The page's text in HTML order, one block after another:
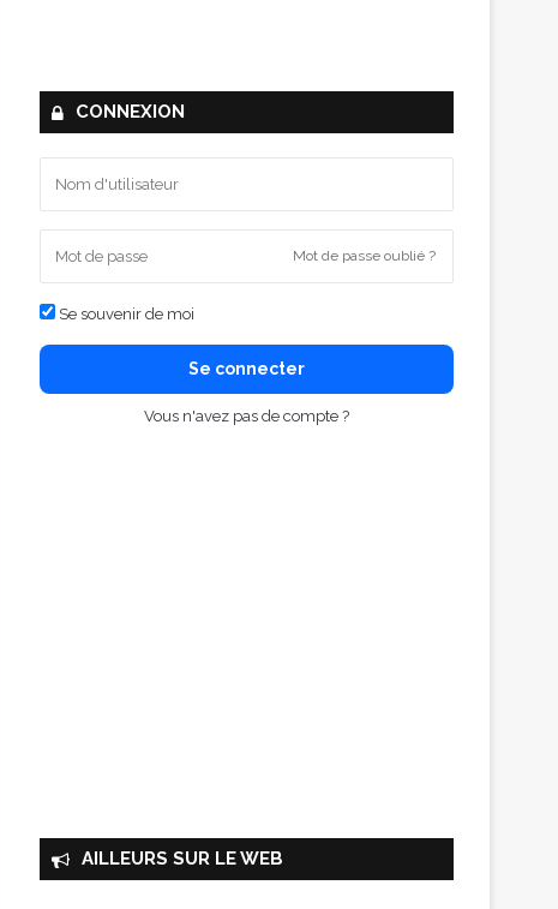
CONNEXION
Mot de passe oublié ?
Se souvenir de moi
Se connecter
Vous n'avez pas de compte ?
AILLEURS SUR LE WEB